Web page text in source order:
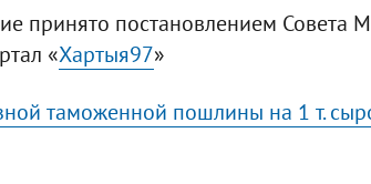
принято постановлением Совета
«Хартыя97»
таможенной пошлины на 1 т.